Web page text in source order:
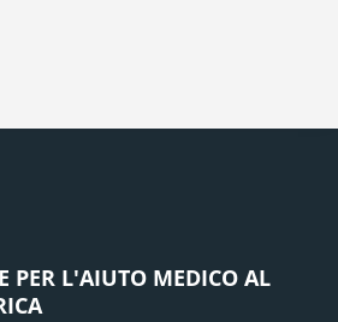
PER L'AIUTO MEDICO AL